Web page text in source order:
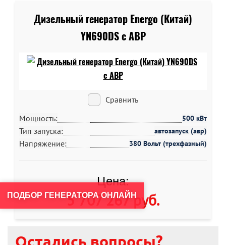
Дизельный генератор Energo (Китай)
YN690DS c АВР
Сравнить
Мощность:
500 кВт
Тип запуска: автозапуск (авр)
Напряжение: 380 Вольт (трехфазный)
Цена:
5 707 267 руб.
Остались вопросы?
ПОДБОР ГЕНЕРАТОРА ОНЛАЙН